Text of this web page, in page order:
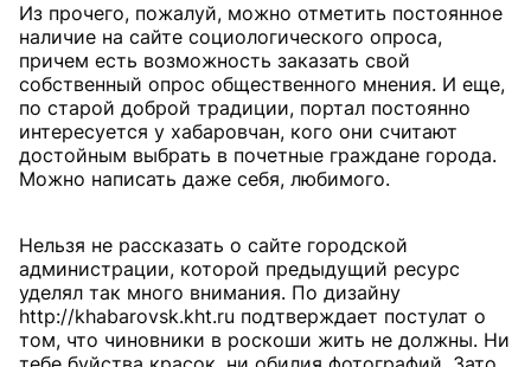
Из прочего, пожалуй, можно отметить постоянное
наличие на сайте социологического опроса,
причем есть возможность заказать свой
собственный опрос общественного мнения. И еще,
по старой доброй традиции, портал постоянно
интересуется у хабаровчан, кого они считают
достойным выбрать в почетные граждане города.
Можно написать даже себя, любимого.
Нельзя не рассказать о сайте городской
администрации, которой предыдущий ресурс
уделял так много внимания. По дизайну
http://khabarovsk.kht.ru подтверждает постулат о
том, что чиновники в роскоши жить не должны. Ни